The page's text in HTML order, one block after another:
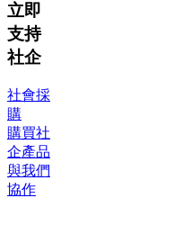
立即
支持
社企
社會採
購
購買社
企產品
與我們
協作